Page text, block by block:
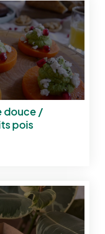
douce /
pois